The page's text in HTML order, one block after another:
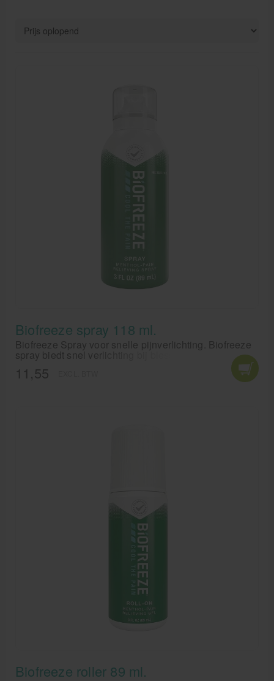
Biofreeze spray 118 ml.
Biofreeze Spray voor snelle pijnverlichting. Biofreeze
spray biedt snel verlichting bij blessures, blauwe
plekken en verstuikingen.
11,55
Biofreeze roller 89 ml.